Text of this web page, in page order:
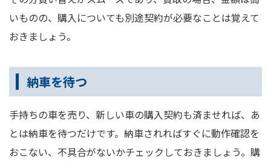
いものの、購入についても別途契約が必要なことは覚えて
おきましょう。
納車を待つ
手持ちの車を売り、新しい車の購入契約も済ませれば、あ
とは納車を待つだけです。納車されればすぐに動作確認を
おこない、不具合がないかチェックしておきましょう。購